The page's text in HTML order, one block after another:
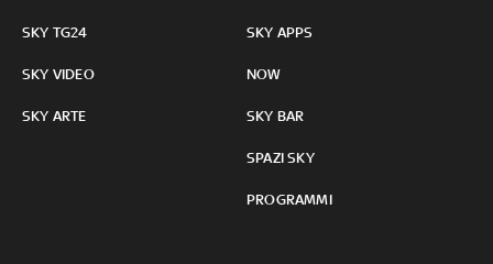
SKY TG24
SKY VIDEO
SKY ARTE
SKY APPS
NOW
SKY BAR
SPAZI SKY
PROGRAMMI